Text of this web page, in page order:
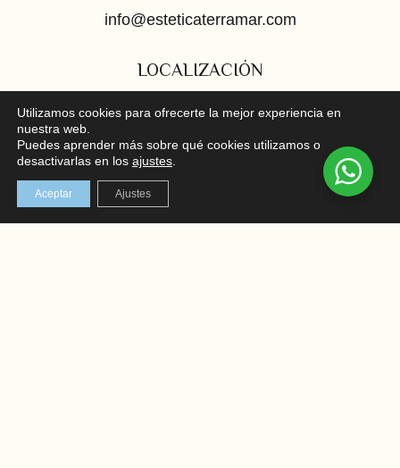
info@esteticaterramar.com
LOCALIZACIÓN
C/ Mayor 102, bajo, Santa Pola
En el corazón de la Costa Blanca
REDES SOCIALES
Instagram Facebook
Utilizamos cookies para ofrecerte la mejor experiencia en
nuestra web.
Puedes aprender más sobre qué cookies utilizamos o
desactivarlas en los ajustes
Aceptar Ajustes